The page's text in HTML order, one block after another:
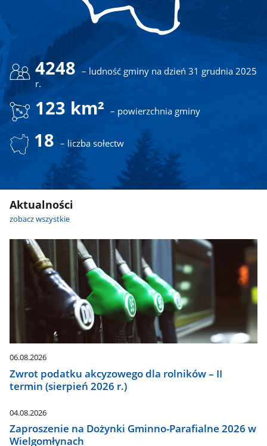
4248 – ludność gminy na dzień 31 grudnia 2025
r.
123 km² – powierzchnia gminy
18 – liczba sołectw
Aktualności
zobacz wszystkie
06.08.2026
Zwrot podatku akcyzowego dla rolników – II
termin (sierpień 2026 r.)
04.08.2026
Zaproszenie na Dożynki Gminno-Parafialne 2026 w
Wielgomłynach